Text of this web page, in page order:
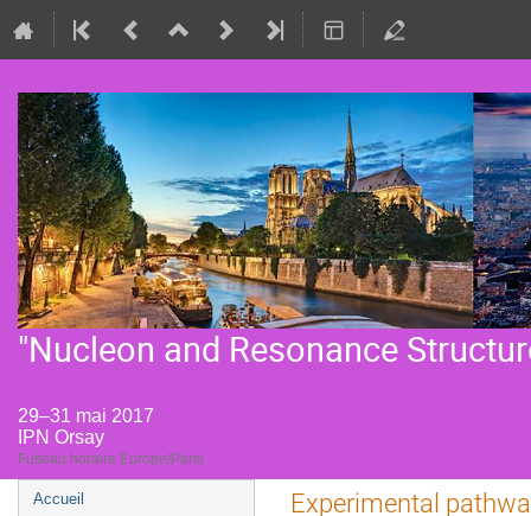
"Nucleon and Resonance
29–31 mai 2017
IPN Orsay
Fuseau horaire Europe/Paris
Menu
Accueil
Experimental